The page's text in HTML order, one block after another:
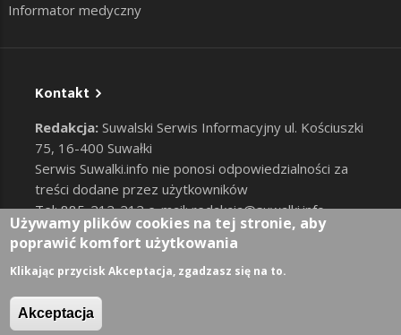
Informator medyczny
Kontakt
Redakcja: Suwalski Serwis Informacyjny ul. Kościuszki
75, 16-400 Suwałki
Serwis Suwalki.info nie ponosi odpowiedzialności za
treści dodane przez użytkowników
Tel: 885-212-212 e-mail:redakcja@suwalki.info,
reklama@suwalki.info
RODO |Cookies
User account menu
Zaloguj
Używamy plików cookies na tej stronie, aby
poprawić komfort użytkowania
Klikając przycisk Akceptacja, zgadzasz się na to.
Akceptacja